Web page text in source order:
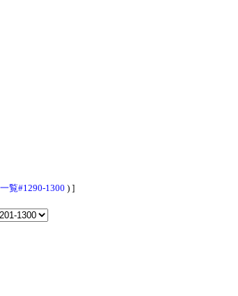
覧#1290-1300 ) ]